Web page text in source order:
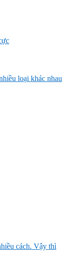
loại khác nhau
cách. Vậy thì